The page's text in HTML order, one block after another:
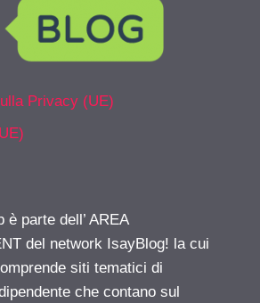
Privacy (UE)
parte dell’ AREA
del network IsayBlog! la cui
siti tematici di
che contano sul